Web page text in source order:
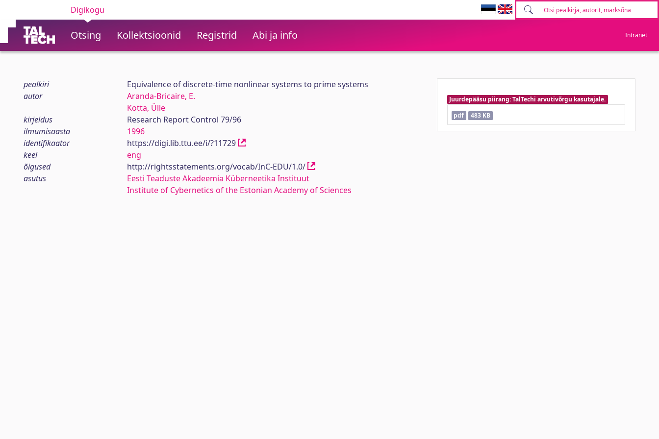
Digikogu
Otsing Kollektsioonid Registrid Abi ja info Intranet
pealkiri
Equivalence of discrete-time nonlinear systems to prime systems
autor
Aranda-Bricaire, E.
Kotta, Ülle
kirjeldus
Research Report Control 79/96
ilmumisaasta
1996
identifikaator
https://digi.lib.ttu.ee/i/?11729
keel
eng
õigused
http://rightsstatements.org/vocab/InC-EDU/1.0/
asutus
Eesti Teaduste Akadeemia Küberneetika Instituut
Institute of Cybernetics of the Estonian Academy of Sciences
Juurdepääsu piirang: TalTechi arvutivõrgu kasutajale.
pdf
483 KB